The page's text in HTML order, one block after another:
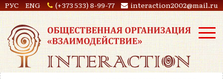
РУС ENG (+373 533) 8-99-77 interaction2002@mail.ru